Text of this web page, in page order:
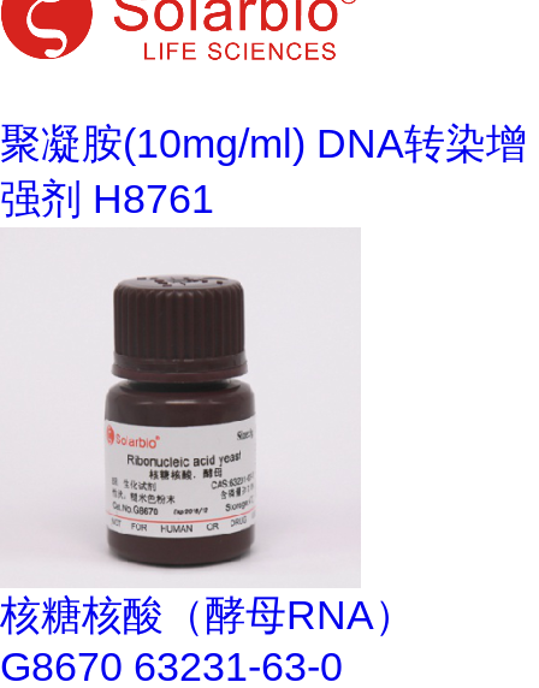
聚凝胺(10mg/ml) DNA转染增
强剂 H8761
核糖核酸（酵母RNA）
G8670 63231-63-0